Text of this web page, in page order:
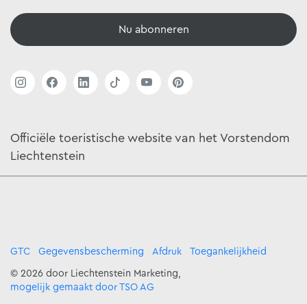
Nu abonneren
Officiële toeristische website van het Vorstendom
Liechtenstein
GTC Gegevensbescherming Afdruk Toegankelijkheid
© 2026 door Liechtenstein Marketing,
mogelijk gemaakt door TSO AG